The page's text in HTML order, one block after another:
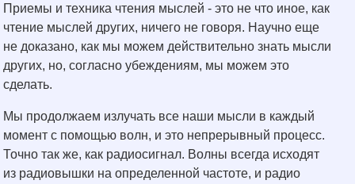
Приемы и техника чтения мыслей - это не что иное, как
чтение мыслей других, ничего не говоря. Научно еще
не доказано, как мы можем действительно знать мысли
других, но, согласно убеждениям, мы можем это
сделать.
Мы продолжаем излучать все наши мысли в каждый
момент с помощью волн, и это непрерывный процесс.
Точно так же, как радиосигнал. Волны всегда исходят
из радиовышки на определенной частоте, и радио